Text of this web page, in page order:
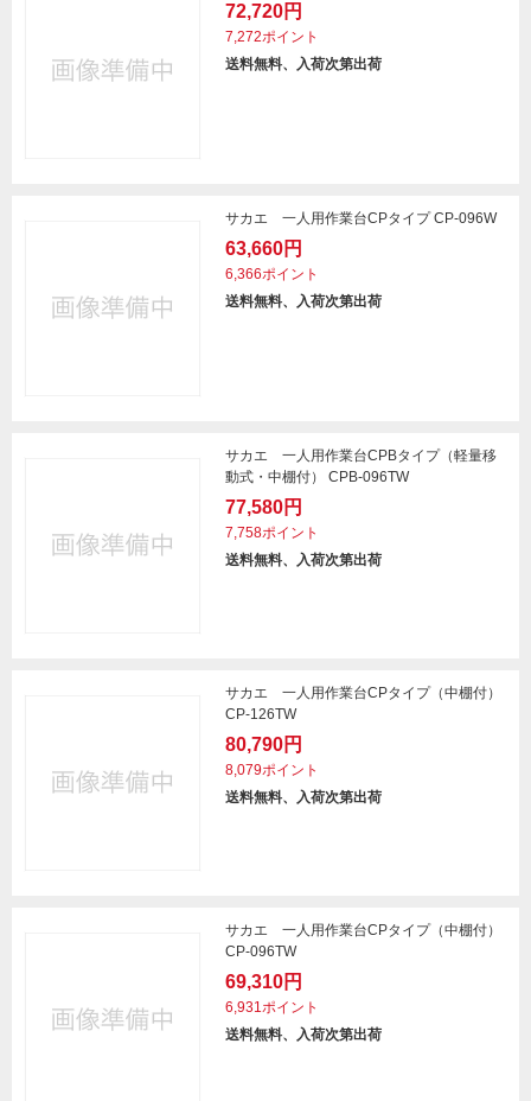
72,720円
7,272ポイント
送料無料、入荷次第出荷
サカエ 一人用作業台CPタイプ CP-096W
63,660円
6,366ポイント
送料無料、入荷次第出荷
サカエ 一人用作業台CPBタイプ（軽量移
動式・中棚付） CPB-096TW
77,580円
7,758ポイント
送料無料、入荷次第出荷
サカエ 一人用作業台CPタイプ（中棚付）
CP-126TW
80,790円
8,079ポイント
送料無料、入荷次第出荷
サカエ 一人用作業台CPタイプ（中棚付）
CP-096TW
69,310円
6,931ポイント
送料無料、入荷次第出荷